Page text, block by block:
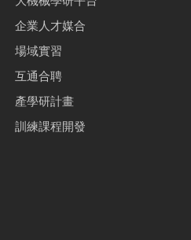
企業人才媒合
場域實習
互通合聘
產學研計畫
訓練課程開發